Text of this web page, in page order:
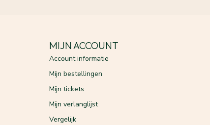
MIJN ACCOUNT
Account informatie
Mijn bestellingen
Mijn tickets
Mijn verlanglijst
Vergelijk